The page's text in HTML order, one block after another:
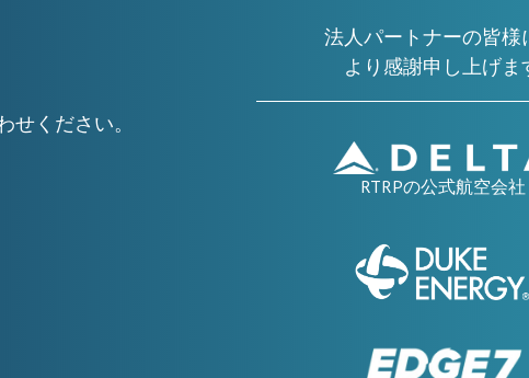
せください。
法人パートナーの皆様
より感謝申し上げま
RTRPの公式航空会社